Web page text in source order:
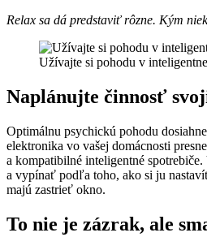
Relax sa dá predstaviť rôzne. Kým
Užívajte si pohodu v
Naplánujte činnosť
Optimálnu psychickú pohodu
elektronika vo vašej domácnosti
a kompatibilné inteligentné
a vypínať podľa toho, ako si ju
majú zastrieť okno.
To nie je zázrak, ale